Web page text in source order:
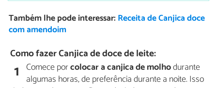
Também lhe pode interessar: Receita de Canjica doce
com amendoim
Como fazer Canjica de doce de leite:
1 Comece porcolocar a canjica de molhodurante
algumas horas, de preferência durante a noite. Isso